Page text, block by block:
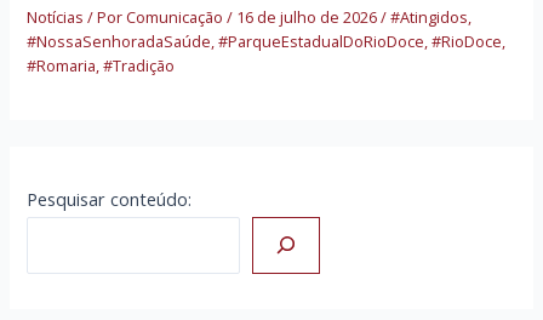
Notícias / PorComunicação/ 16 de julho de 2026/#Atingidos,
#NossaSenhoradaSaúde,#ParqueEstadualDoRioDoce,#RioDoce,
#Romaria,#Tradição
Pesquisar conteúdo: